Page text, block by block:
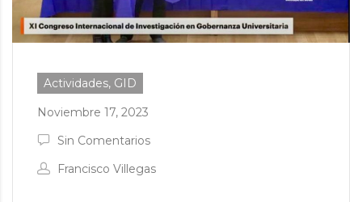
Actividades, GID
Noviembre 17, 2023
Sin Comentarios
Francisco Villegas